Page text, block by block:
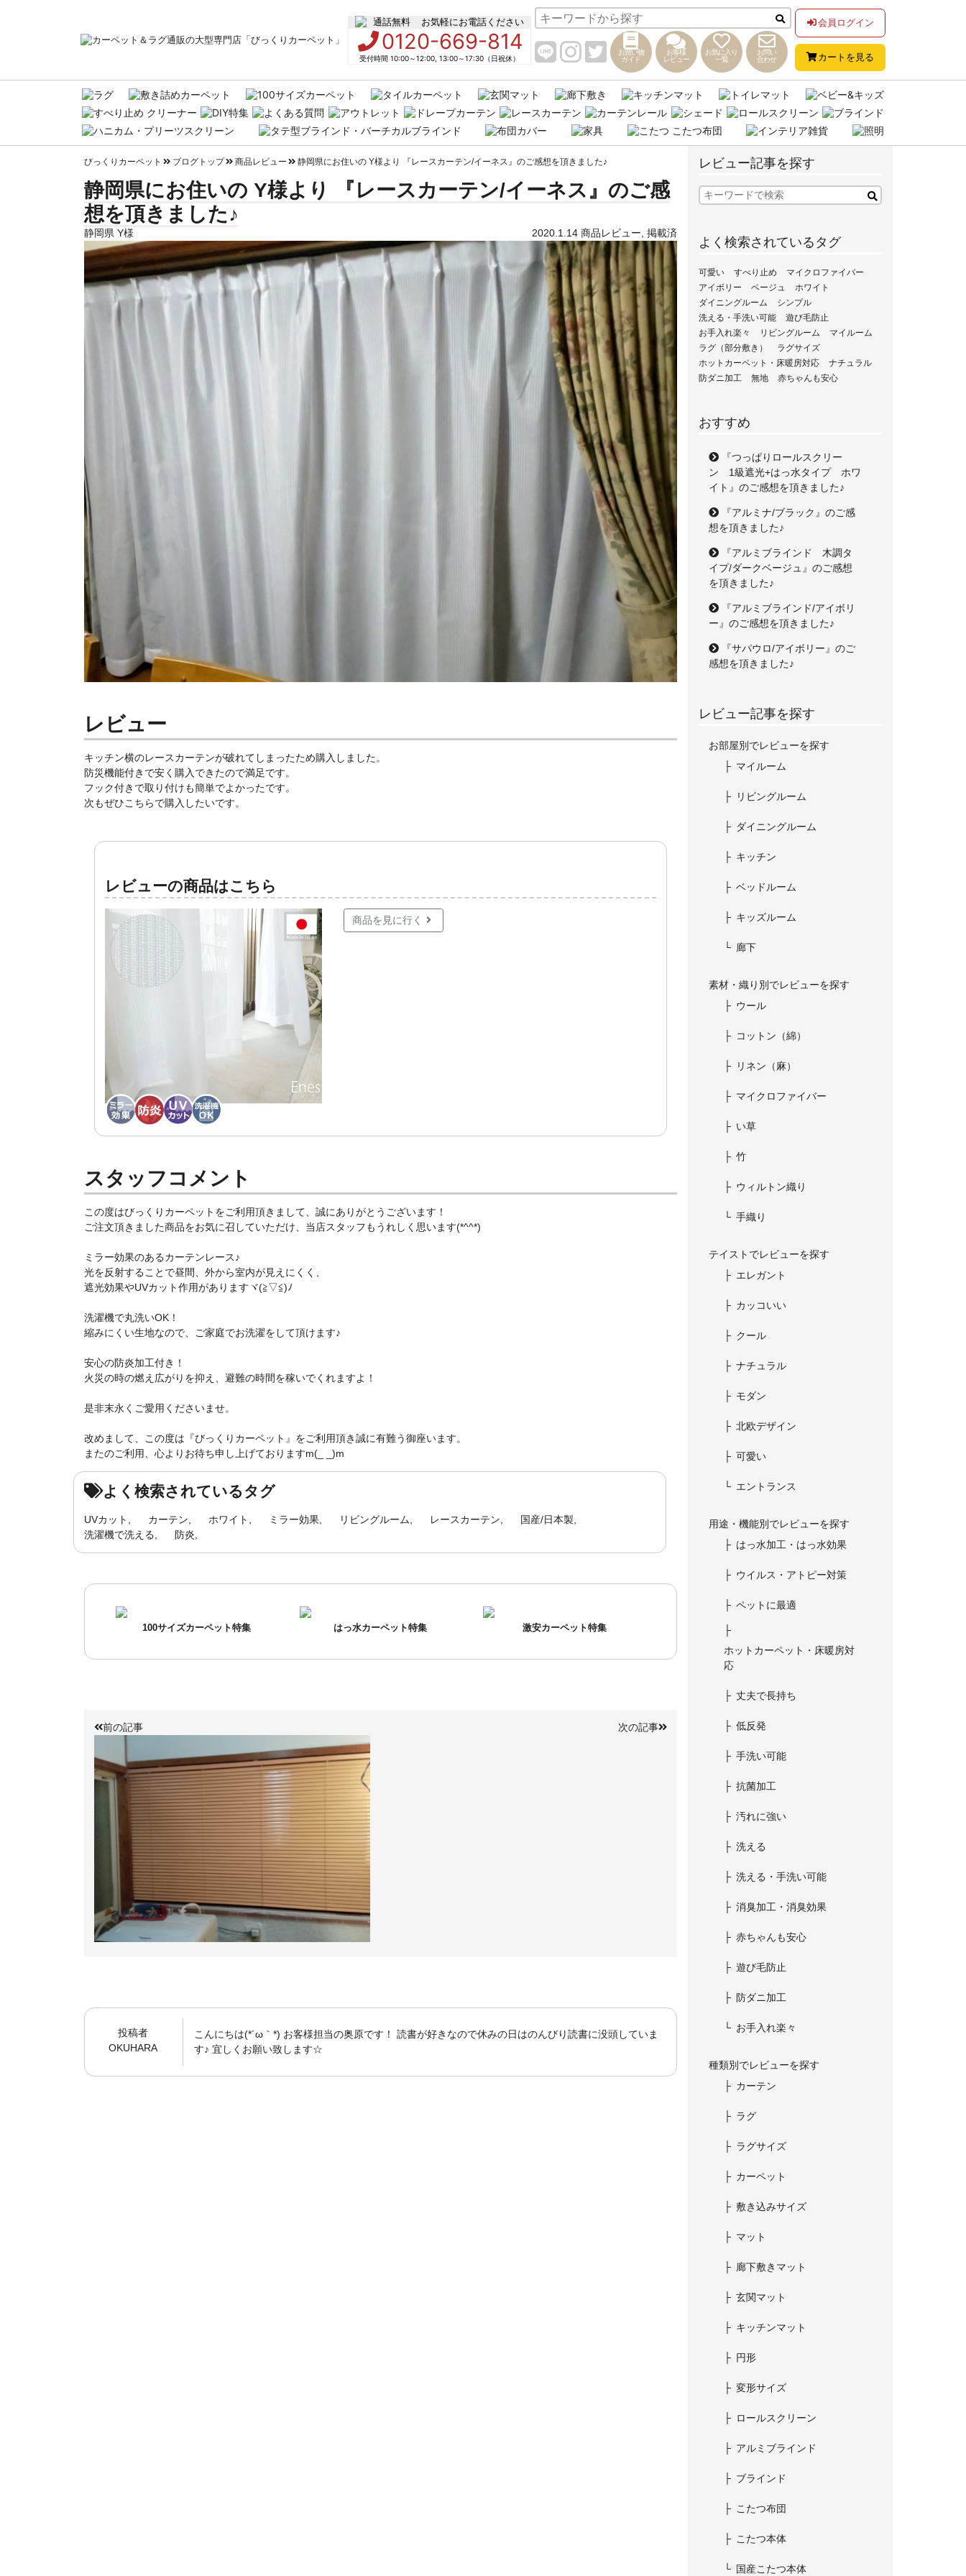
お気軽にお電話ください
0120-669-814
受付時間 10:00～12:00, 13:00～17:30（日祝休）
お買い物
ガイド
お客様
レビュー
お気に入り
一覧
お問い
合わせ
会員ログイン
カートを見る
びっくりカーペット ブログトップ 商品レビュー 静岡県にお住いの Y様より 『レースカーテン/イーネス』のご感想を頂きました♪
静岡県にお住いの Y様より 『レースカーテン/イーネス』のご感
想を頂きました♪
静岡県 Y様 2020.1.14 商品レビュー 掲載済
レビュー
キッチン横のレースカーテンが破れてしまったため購入しました。
防災機能付きで安く購入できたので満足です。
フック付きで取り付けも簡単でよかったです。
次もぜひこちらで購入したいです。
レビューの商品はこちら
商品を見に行く
スタッフコメント
この度はびっくりカーペットをご利用頂きまして、誠にありがとうございます！
ご注文頂きました商品をお気に召していただけ、当店スタッフもうれしく思います(*^^*)
ミラー効果のあるカーテンレース♪
光を反射することで昼間、外から室内が見えにくく、
遮光効果やUVカット作用がありますヾ(≧▽≦)ﾉ
洗濯機で丸洗いOK！
縮みにくい生地なので、ご家庭でお洗濯をして頂けます♪
安心の防炎加工付き！
火災の時の燃え広がりを抑え、避難の時間を稼いでくれますよ！
是非末永くご愛用くださいませ。
改めまして、この度は『びっくりカーペット』をご利用頂き誠に有難う御座います。
またのご利用、心よりお待ち申し上げておりますm(_ _)m
よく検索されているタグ
UVカット カーテン ホワイト ミラー効果 リビングルーム レースカーテン
国産/日本製
洗濯機で洗える
防炎
100サイズカーペット特集 はっ水カーペット特集 激安カーペット特集
前の記事 次の記事
投稿者
OKUHARA
こんにちは(*´ω｀*) お客様担当の奥原です！ 読書が好きなので休みの日はのんびり読書に没頭していま
す♪ 宜しくお願い致します☆
レビュー記事を探す
よく検索されているタグ
可愛い すべり止め
マイクロファイバー
アイボリー
ベージュ
ホワイト
ダイニングルーム
シンプル
洗える・手洗い可能
遊び毛防止
お手入れ楽々
リビングルーム
マイルーム
ラグ（部分敷き）
ラグサイズ
ホットカーペット・床暖房対応
ナチュラル
防ダニ加工
無地 赤ちゃんも安心
おすすめ
『つっぱりロールスクリー
ン 1級遮光+はっ水タイプ ホワ
イト』のご感想を頂きました♪
『アルミナ/ブラック』のご感
想を頂きました♪
『アルミブラインド 木調タ
イプ/ダークベージュ』のご感想
を頂きました♪
『アルミブラインド/アイボリ
ー』のご感想を頂きました♪
『サパウロ/アイボリー』のご
感想を頂きました♪
レビュー記事を探す
お部屋別でレビューを探す
マイルーム
リビングルーム
ダイニングルーム
キッチン
ベッドルーム
キッズルーム
廊下
素材・織り別でレビューを探す
ウール
コットン（綿）
リネン（麻）
マイクロファイバー
い草
竹
ウィルトン織り
手織り
テイストでレビューを探す
エレガント
カッコいい
クール
ナチュラル
モダン
北欧デザイン
可愛い
エントランス
用途・機能別でレビューを探す
はっ水加工・はっ水効果
ウイルス・アトピー対策
ペットに最適
ホットカーペット・床暖房対
応
丈夫で長持ち
低反発
手洗い可能
抗菌加工
汚れに強い
洗える
洗える・手洗い可能
消臭加工・消臭効果
赤ちゃんも安心
遊び毛防止
防ダニ加工
お手入れ楽々
種類別でレビューを探す
カーテン
ラグ
ラグサイズ
カーペット
敷き込みサイズ
マット
廊下敷きマット
玄関マット
キッチンマット
円形
変形サイズ
ロールスクリーン
アルミブラインド
ブラインド
こたつ布団
こたつ本体
国産こたつ本体